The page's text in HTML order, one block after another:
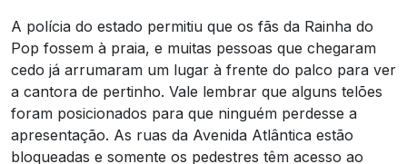
A polícia do estado permitiu que os fãs da Rainha do
Pop fossem à praia, e muitas pessoas que chegaram
cedo já arrumaram um lugar à frente do palco para ver
a cantora de pertinho. Vale lembrar que alguns telões
foram posicionados para que ninguém perdesse a
apresentação. As ruas da Avenida Atlântica estão
bloqueadas e somente os pedestres têm acesso ao